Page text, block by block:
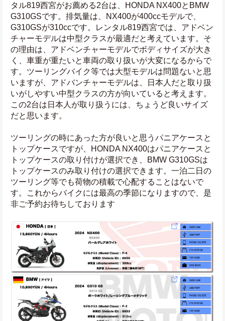
タル819西宮がお薦める2台は、HONDA NX400とBMW
G310GSです。排気量は、NX400が400ccモデルで、
G310GSが310ccです。レンタル819西宮では、アドベン
チャーモデルは中型クラスが最適だと考えています。そ
の理由は、アドベンチャーモデルでボディサイズが大き
く、車重が重たいと車両の取り扱いが大変になるからで
す。ツーリングバイク等では大型モデルは問題ないと思
いますが、アドバンチャーモデルは、日本人だと取り扱
いがしやすい中型クラスの方が向いていると考えます。
この2台は日本人が取り扱うには、ちょうど良いサイズ
だと思います。
ツーリングの時にあった方が良いと思うパニアケースと
トップケースですが、HONDA NX400はパニアケースと
トップケースの取り付けが選択でき、BMW G310GSは
トップケースのみ取り付けの選択できます。一泊二日の
ツーリング等でも荷物の積載で心配することはないで
す。これからバイクには最高の季節になりますので、是
非ご予約お待ちしております